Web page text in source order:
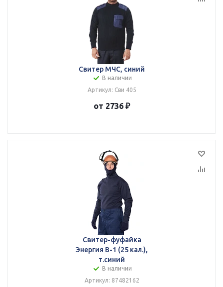
Свитер МЧС, синий
В наличии
Артикул: Сви 405
от 2736 ₽
Свитер-фуфайка
Энергия В-1 (25 кал.),
т.синий
В наличии
Артикул: 87482162